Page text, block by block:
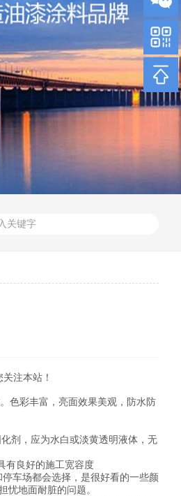
注本站！
色彩丰富，亮面效果美观，防水防
剂，应为水白或淡黄透明液体，无
有良好的施工宽容度
车场都会选择，是很好看的一些颜
忧地面耐脏的问题。